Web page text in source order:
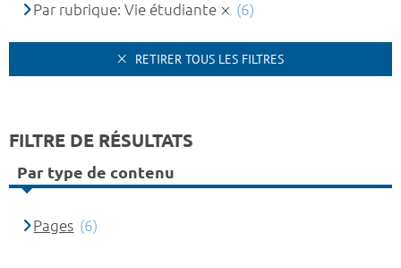
Par rubrique: Vie étudiante
(6)
RETIRER TOUS LES FILTRES
FILTRE DE RÉSULTATS
Par type de contenu
Pages (6)